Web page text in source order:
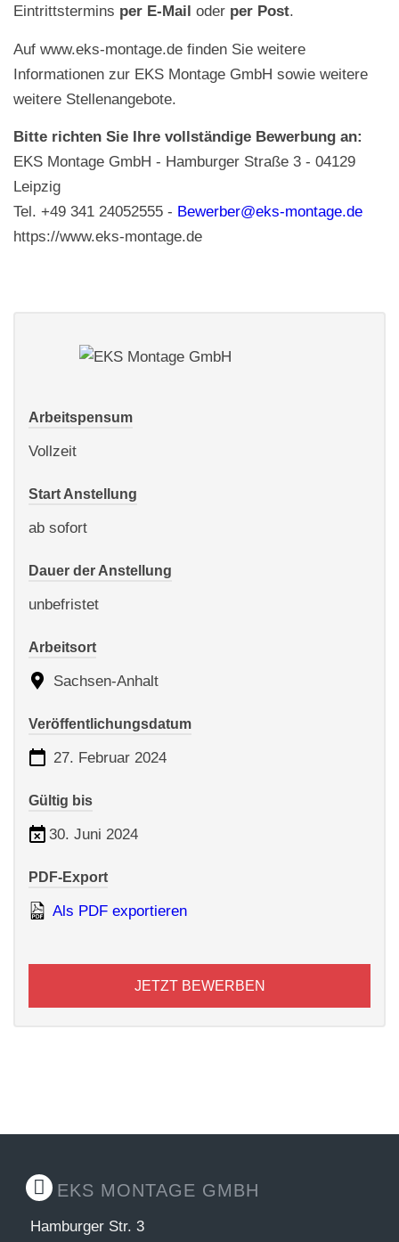
Eintrittstermins per E-Mail oder per Post.
Auf www.eks-montage.de finden Sie weitere
Informationen zur EKS Montage GmbH sowie weitere
weitere Stellenangebote.
Bitte richten Sie Ihre vollständige Bewerbung an:
EKS Montage GmbH - Hamburger Straße 3 - 04129
Leipzig
Tel. +49 341 24052555 - Bewerber@eks-montage.de
https://www.eks-montage.de
Arbeitspensum
Vollzeit
Start Anstellung
ab sofort
Dauer der Anstellung
unbefristet
Arbeitsort
Sachsen-Anhalt
Veröffentlichungsdatum
27. Februar 2024
Gültig bis
30. Juni 2024
PDF-Export
Als PDF exportieren
JETZT BEWERBEN
EKS MONTAGE GMBH
Hamburger Str. 3